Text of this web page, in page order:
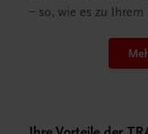
– so, wie es zu Ihrem